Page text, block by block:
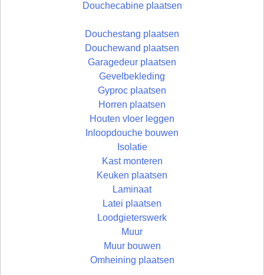
Douchecabine plaatsen
Douchestang plaatsen
Douchewand plaatsen
Garagedeur plaatsen
Gevelbekleding
Gyproc plaatsen
Horren plaatsen
Houten vloer leggen
Inloopdouche bouwen
Isolatie
Kast monteren
Keuken plaatsen
Laminaat
Latei plaatsen
Loodgieterswerk
Muur
Muur bouwen
Omheining plaatsen